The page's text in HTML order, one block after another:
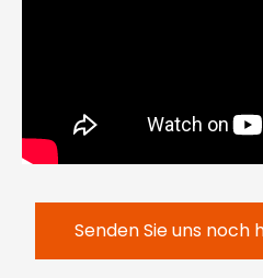
Senden Sie uns noch